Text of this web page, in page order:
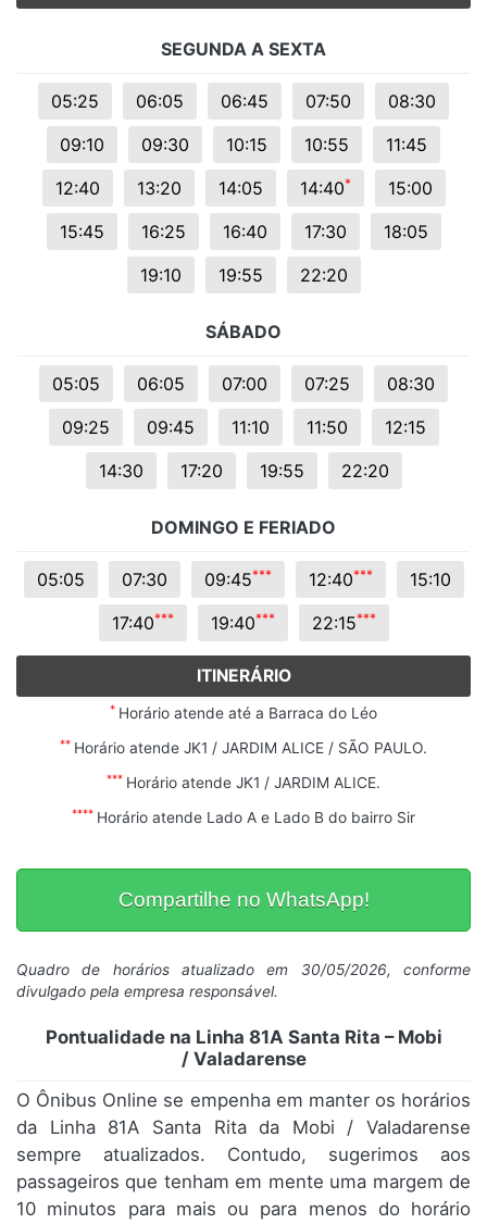
SEGUNDA A SEXTA
05:25 06:05 06:45 07:50
08:30
09:10
09:30 10:15 10:55
11:45
12:40
13:20 14:05 14:40*
15:00
15:45
16:25 16:40 17:30
18:05
19:10
19:55 22:20
SÁBADO
05:05 06:05 07:00 07:25
08:30
09:25
09:45 11:10 11:50
12:15
14:30
17:20 19:55 22:20
DOMINGO E FERIADO
05:05 07:30 09:45*** 12:40***
15:10
17:40*** 19:40*** 22:15***
ITINERÁRIO
* Horário atende até a Barraca do Léo
** Horário atende JK1 / JARDIM ALICE / SÃO PAULO.
*** Horário atende JK1 / JARDIM ALICE.
**** Horário atende Lado A e Lado B do bairro Sir
Compartilhe no WhatsApp!
Quadro de horários atualizado em 30/05/2026, conforme
divulgado pela empresa responsável.
Pontualidade na Linha 81A Santa Rita – Mobi
/ Valadarense
O Ônibus Online se empenha em manter os horários
da Linha 81A Santa Rita da Mobi / Valadarense
sempre atualizados. Contudo, sugerimos aos
passageiros que tenham em mente uma margem de
10 minutos para mais ou para menos do horário